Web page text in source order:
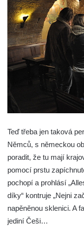
Teď třeba jen taková
Němců, s německou
poradit, že tu mají
pomocí prstu
pochopí a prohlásí
díky“ kontruje „Nejni
napěněnou sklenici. A
jediní Češi…